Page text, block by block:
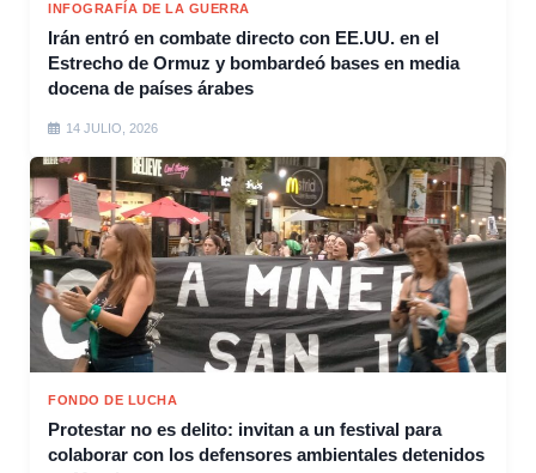
INFOGRAFÍA DE LA GUERRA
Irán entró en combate directo con EE.UU. en el
Estrecho de Ormuz y bombardeó bases en media
docena de países árabes
14 JULIO, 2026
FONDO DE LUCHA
Protestar no es delito: invitan a un festival para
colaborar con los defensores ambientales detenidos